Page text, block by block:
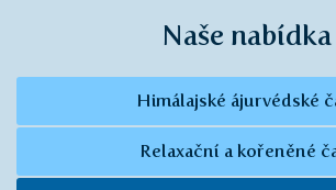
Naše nabídka
Himálajské ájurvédské
Relaxační a kořeněné